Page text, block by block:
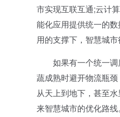
市实现互联互通;云计
能化应用提供统一的
用的支撑下，智慧城市
如果有一个统一调
蔬成熟时避开物流瓶
从天上到地下，甚至
来智慧城市的优化路